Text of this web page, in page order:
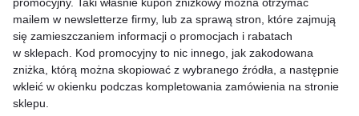
mailem w newsletterze firmy, lub za sprawą stron, które zajmują
się zamieszczaniem informacji o promocjach i rabatach
w sklepach. Kod promocyjny to nic innego, jak zakodowana
zniżka, którą można skopiować z wybranego źródła, a następnie
wkleić w okienku podczas kompletowania zamówienia na stronie
sklepu.